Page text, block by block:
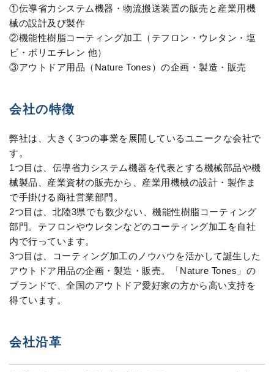
①伝導省力システム機器・物流搬送装置の販売と産業用機
械の設計及び製作
②機能性樹脂コーティング加工（テフロン・ウレタン・塩
ビ・ポリエチレン 他）
③アウトドア用品（Nature Tones）の企画・製造・販売
会社の特徴
弊社は、大きく3つの事業を展開しているユニークな会社で
す。
1つ目は、伝導省力システム機器を代表とする機械部品や機
械製品、産業資材の販売から、産業用機械の設計・製作ま
で手掛ける商社営業部門。
2つ目は、北陸3県でも数少ない、機能性樹脂コーティング
部門。テフロンやウレタンなどのコーティング加工を自社
内で行っています。
3つ目は、コーティング加工のノウハウを活かして誕生した
アウトドア用品の企画・製造・販売。「Nature Tones」の
ブランドで、全国のアウトドア愛好家の方から高い支持を
得ています。
会社沿革